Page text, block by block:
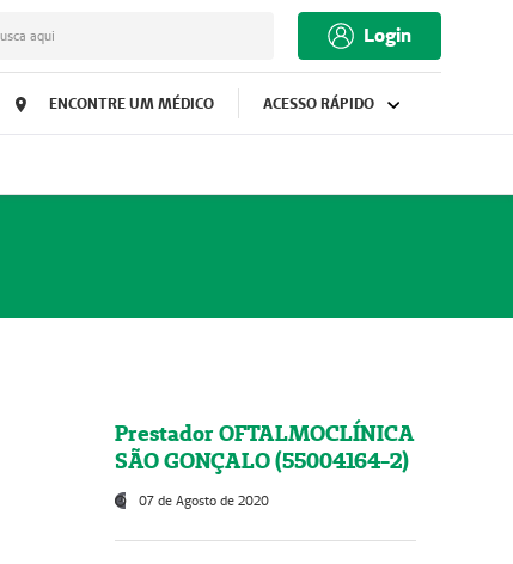
aqui Login
ENCONTRE UM MÉDICO ACESSO RÁPIDO
Prestador OFTALMOCLÍNICA
SÃO GONÇALO (55004164-2)
07 de Agosto de 2020